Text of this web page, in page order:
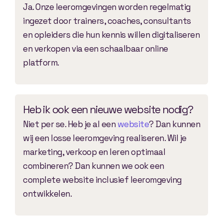
Ja. Onze leeromgevingen worden regelmatig
ingezet door trainers, coaches, consultants
en opleiders die hun kennis willen digitaliseren
en verkopen via een schaalbaar online
platform.
Heb ik ook een nieuwe website nodig?
Niet per se. Heb je al een website? Dan kunnen
wij een losse leeromgeving realiseren. Wil je
marketing, verkoop en leren optimaal
combineren? Dan kunnen we ook een
complete website inclusief leeromgeving
ontwikkelen.